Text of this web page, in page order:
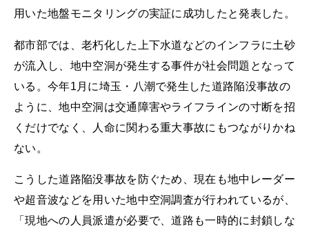
用いた地盤モニタリングの実証に成功したと発表した。
都市部では、老朽化した上下水道などのインフラに土砂
が流入し、地中空洞が発生する事件が社会問題となって
いる。今年1月に埼玉・八潮で発生した道路陥没事故の
ように、地中空洞は交通障害やライフラインの寸断を招
くだけでなく、人命に関わる重大事故にもつながりかね
ない。
こうした道路陥没事故を防ぐため、現在も地中レーダー
や超音波などを用いた地中空洞調査が行われているが、
「現地への人員派遣が必要で、道路も一時的に封鎖しな